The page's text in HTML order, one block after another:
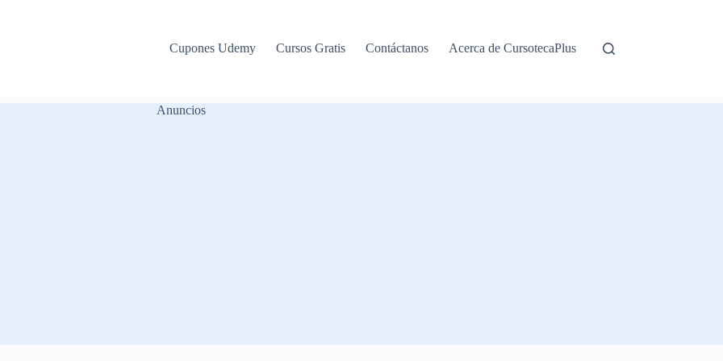
Cupones Udemy Cursos Gratis Contáctanos Acerca de CursotecaPlus
Anuncios